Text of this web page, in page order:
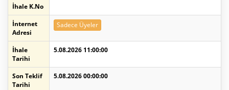
İhale K.No
İnternet
Adresi
Sadece Üyeler
İhale
Tarihi
5.08.2026 11:00:00
Son Teklif
Tarihi
5.08.2026 00:00:00